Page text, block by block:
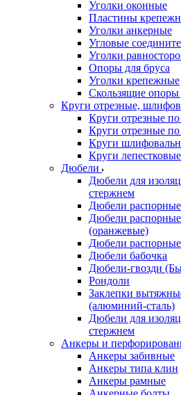
Уголки оконные
Пластины
Уголки анкерные
Угловые
Уголки
Опоры для бруса
Уголки крепежные
Скользящие опоры
Круги отрезные,
Круги отрезные
Круги отрезные
Круги
Круги лепестковые
Дюбели
Дюбели для
стержнем
Дюбели
Дюбели
(оранжевые)
Дюбели
Дюбели бабочка
Дюбели-гвозди
Рондоли
Заклепки
(алюминий-сталь)
Дюбели для
стержнем
Анкеры и
Анкеры забивные
Анкеры типа клин
Анкеры рамные